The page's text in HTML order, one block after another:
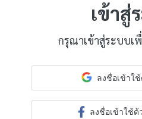
เข้าสู่
กรุณาเข้าสู่ระบบเ
ลงชื่อเข้าใ
ลงชื่อเข้าใช้ด้